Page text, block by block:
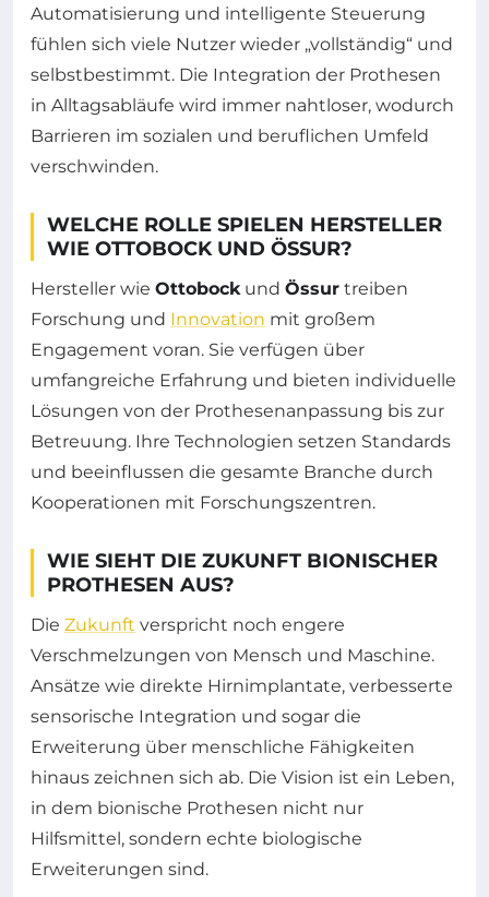
Automatisierung und intelligente Steuerung
fühlen sich viele Nutzer wieder „vollständig“ und
selbstbestimmt. Die Integration der Prothesen
in Alltagsabläufe wird immer nahtloser, wodurch
Barrieren im sozialen und beruflichen Umfeld
verschwinden.
WELCHE ROLLE SPIELEN HERSTELLER
WIE OTTOBOCK UND ÖSSUR?
Hersteller wie Ottobockund Össur treiben
Forschung und Innovation mit großem
Engagement voran. Sie verfügen über
umfangreiche Erfahrung und bieten individuelle
Lösungen von der Prothesenanpassung bis zur
Betreuung. Ihre Technologien setzen Standards
und beeinflussen die gesamte Branche durch
Kooperationen mit Forschungszentren.
WIE SIEHT DIE ZUKUNFT BIONISCHER
PROTHESEN AUS?
Die Zukunft verspricht noch engere
Verschmelzungen von Mensch und Maschine.
Ansätze wie direkte Hirnimplantate, verbesserte
sensorische Integration und sogar die
Erweiterung über menschliche Fähigkeiten
hinaus zeichnen sich ab. Die Vision ist ein Leben,
in dem bionische Prothesen nicht nur
Hilfsmittel, sondern echte biologische
Erweiterungen sind.